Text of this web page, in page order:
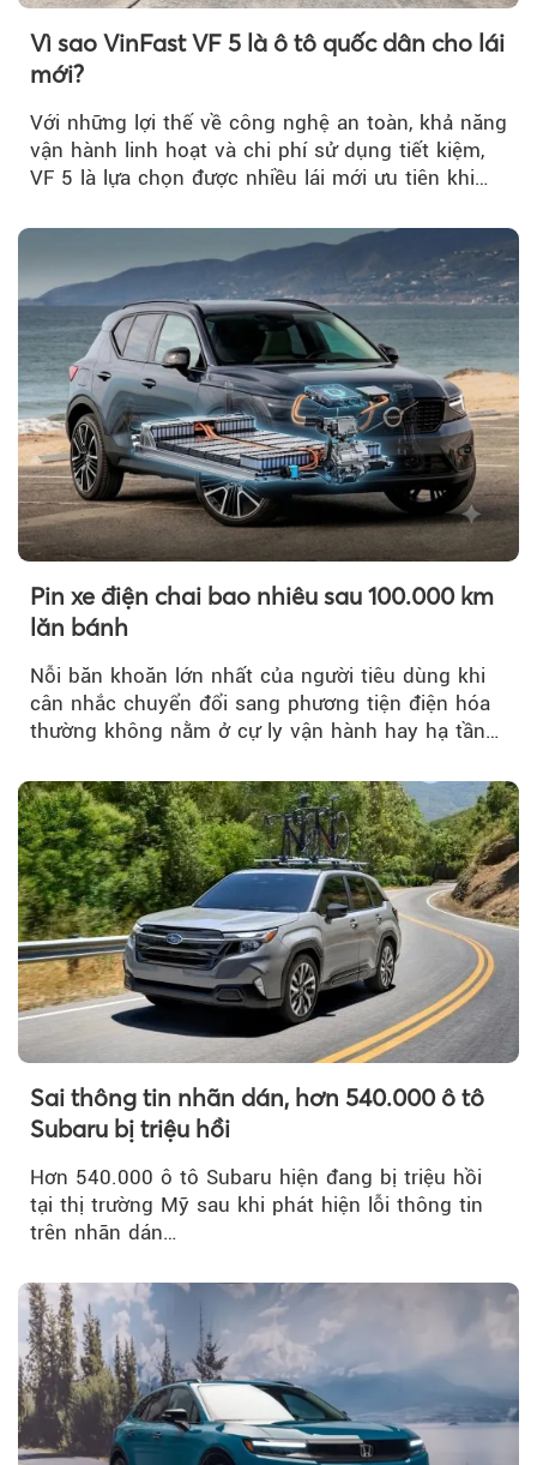
Vì sao VinFast VF 5 là ô tô quốc dân cho lái
mới?
Với những lợi thế về công nghệ an toàn, khả năng
vận hành linh hoạt và chi phí sử dụng tiết kiệm,
VF 5 là lựa chọn được nhiều lái mới ưu tiên khi
Pin xe điện chai bao nhiêu sau 100.000 km
lăn bánh
Nỗi băn khoăn lớn nhất của người tiêu dùng khi
cân nhắc chuyển đổi sang phương tiện điện hóa
thường không nằm ở cự ly vận hành hay hạ tầng
Sai thông tin nhãn dán, hơn 540.000 ô tô
Subaru bị triệu hồi
Hơn 540.000 ô tô Subaru hiện đang bị triệu hồi
tại thị trường Mỹ sau khi phát hiện lỗi thông tin
trên nhãn dán…